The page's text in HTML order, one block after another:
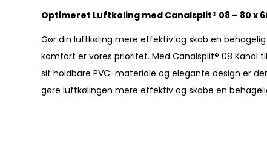
Optimeret Luftkøling med Canalsplit® 08 – 80 x
Gør din luftkøling mere effektiv og skab en
komfort er vores prioritet. Med Canalsplit® 08
sit holdbare PVC-materiale og elegante design er
gøre luftkølingen mere effektiv og skabe en